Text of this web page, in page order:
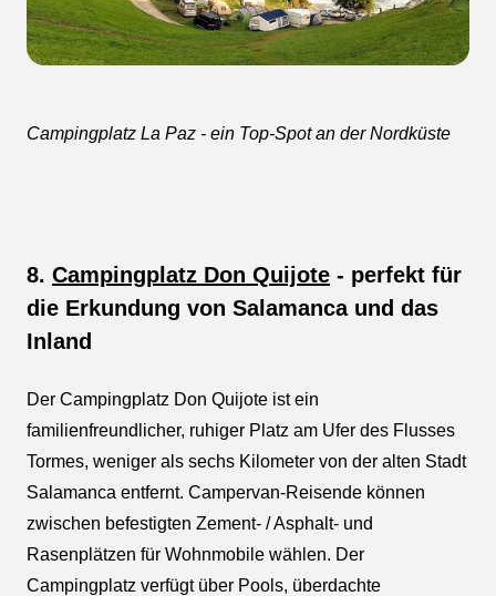
Campingplatz La Paz - ein Top-Spot an der Nordküste
8. Campingplatz Don Quijote - perfekt für
die Erkundung von Salamanca und das
Inland
Der Campingplatz Don Quijote ist ein
familienfreundlicher, ruhiger Platz am Ufer des Flusses
Tormes, weniger als sechs Kilometer von der alten Stadt
Salamanca entfernt. Campervan-Reisende können
zwischen befestigten Zement- / Asphalt- und
Rasenplätzen für Wohnmobile wählen. Der
Campingplatz verfügt über Pools, überdachte